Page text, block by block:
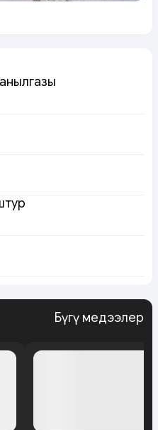
Бүгү медээлер